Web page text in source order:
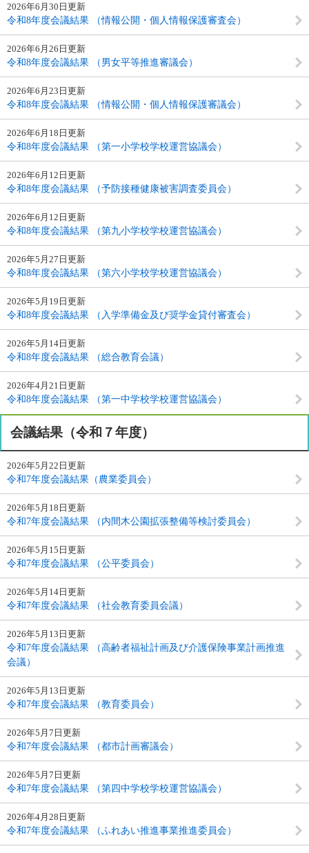
2026年6月30日更新
令和8年度会議結果 （情報公開・個人情報保護審査会）
2026年6月26日更新
令和8年度会議結果 （男女平等推進審議会）
2026年6月23日更新
令和8年度会議結果 （情報公開・個人情報保護審議会）
2026年6月18日更新
令和8年度会議結果 （第一小学校学校運営協議会）
2026年6月12日更新
令和8年度会議結果 （予防接種健康被害調査委員会）
2026年6月12日更新
令和8年度会議結果 （第九小学校学校運営協議会）
2026年5月27日更新
令和8年度会議結果 （第六小学校学校運営協議会）
2026年5月19日更新
令和8年度会議結果 （入学準備金及び奨学金貸付審査会）
2026年5月14日更新
令和8年度会議結果 （総合教育会議）
2026年4月21日更新
令和8年度会議結果 （第一中学校学校運営協議会）
会議結果（令和７年度）
2026年5月22日更新
令和7年度会議結果（農業委員会）
2026年5月18日更新
令和7年度会議結果 （内間木公園拡張整備等検討委員会）
2026年5月15日更新
令和7年度会議結果 （公平委員会）
2026年5月14日更新
令和7年度会議結果 （社会教育委員会議）
2026年5月13日更新
令和7年度会議結果 （高齢者福祉計画及び介護保険事業計画推進
会議）
2026年5月13日更新
令和7年度会議結果 （教育委員会）
2026年5月7日更新
令和7年度会議結果 （都市計画審議会）
2026年5月7日更新
令和7年度会議結果 （第四中学校学校運営協議会）
2026年4月28日更新
令和7年度会議結果 （ふれあい推進事業推進委員会）